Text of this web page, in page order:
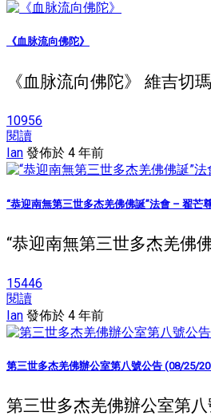
《血脉流向佛陀》
《血脉流向佛陀》 維吉切
10956
閱讀
Ian 發佈於 4 年前
“恭迎南無第三世多杰羌佛佛誕”法會 – 翟芒
“恭迎南無第三世多杰羌佛
15446
閱讀
Ian 發佈於 4 年前
第三世多杰羌佛辦公室第八號公告 (08/25/
第三世多杰羌佛辦公室第